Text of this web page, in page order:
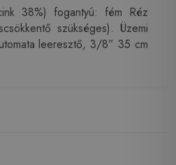
38%) fogantyú: fém Réz
szükséges). Üzemi
leeresztő, 3/8” 35 cm